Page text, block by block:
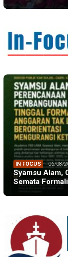
IN FOCUS 06/08/
Syamsu Alam,
Semata